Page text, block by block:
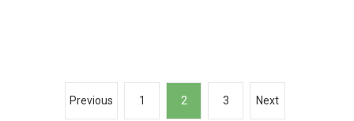
Previous 1 2 3 Next